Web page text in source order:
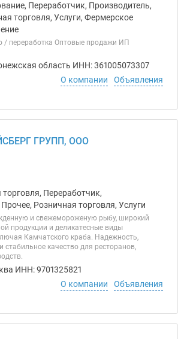
Переработчик, Производитель,
торговля, Услуги, Фермерское
/ переработка Оптовые продажи ИП
область ИНН: 361005073307
О компании
Объявления
ГРУПП, ООО
Переработчик,
Розничная торговля, Услуги
и свежемороженую рыбу, широкий
продукции и деликатесные виды
Камчатского краба. Надежность,
стабильное качество для ресторанов,
ИНН: 9701325821
О компании
Объявления